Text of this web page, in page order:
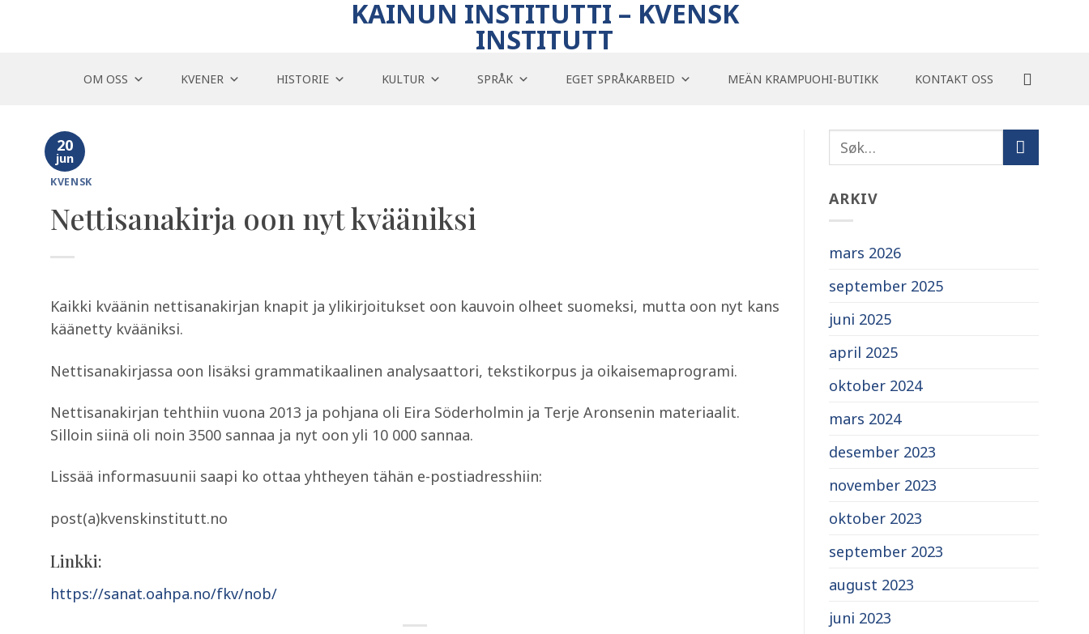
KAINUN INSTITUTTI – KVENSK
INSTITUTT
OM OSS KVENER HISTORIE KULTUR SPRÅK EGET SPRÅKARBEID MEÄN KRAMPUOHI-BUTIKK KONTAKT OSS
20
jun
KVENSK
Nettisanakirja oon nyt kvääniksi
Kaikki kväänin nettisanakirjan knapit ja ylikirjoitukset oon kauvoin olheet suomeksi, mutta oon nyt kans
käänetty kvääniksi.
Nettisanakirjassa oon lisäksi grammatikaalinen analysaattori, tekstikorpus ja oikaisemaprogrami.
Nettisanakirjan tehthiin vuona 2013 ja pohjana oli Eira Söderholmin ja Terje Aronsenin materiaalit.
Silloin siinä oli noin 3500 sannaa ja nyt oon yli 10 000 sannaa.
Lissää informasuunii saapi ko ottaa yhtheyen tähän e-postiadresshiin:
post(a)kvenskinstitutt.no
Linkki:
https://sanat.oahpa.no/fkv/nob/
ARKIV
mars 2026
september 2025
juni 2025
april 2025
oktober 2024
mars 2024
desember 2023
november 2023
oktober 2023
september 2023
august 2023
juni 2023